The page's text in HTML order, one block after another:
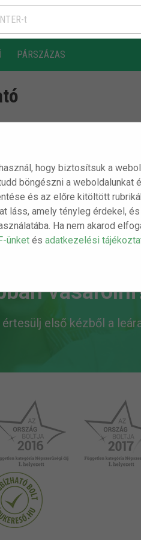
hogy biztosítsuk a
böngészni a
és az előre kitöltött
láss, amely tényleg érdekel,
Ha nem akarod
ünket ésadatkezelési
PÁRSZÁZAS
nem létezik.
első kézből a